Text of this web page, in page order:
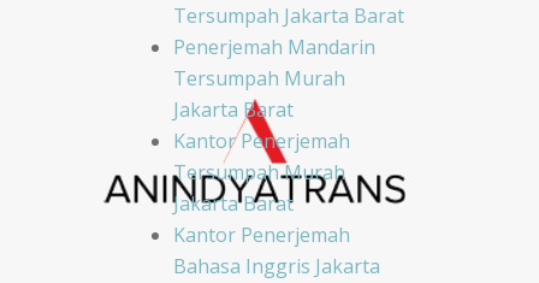
Tersumpah Jakarta Barat
Penerjemah Mandarin
Tersumpah Murah
Jakarta Barat
Kantor Penerjemah
Tersumpah Murah
Jakarta Barat
Kantor Penerjemah
Bahasa Inggris Jakarta